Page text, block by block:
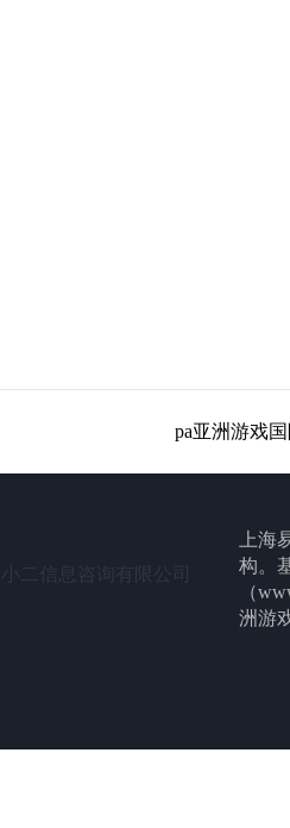
pa亚洲游戏
小二信息咨询有限公司
上海
构。
（
洲游